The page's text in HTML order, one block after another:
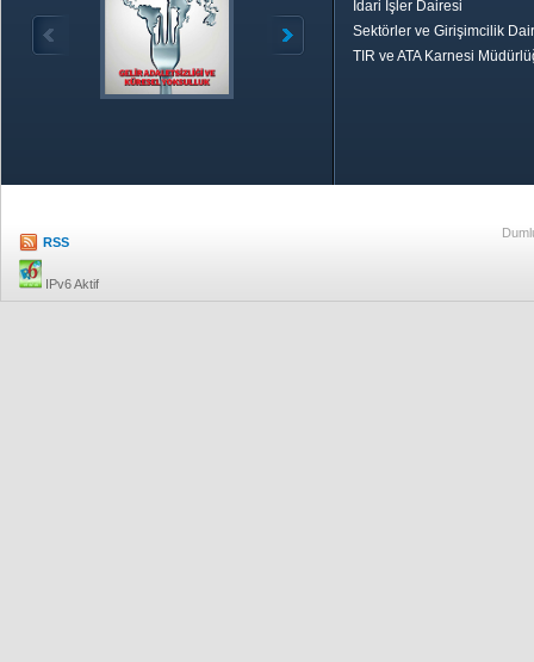
İdari İşler Dairesi
Sektörler ve Girişimcilik
TIR ve ATA Karnesi
RSS
IPv6 Aktif